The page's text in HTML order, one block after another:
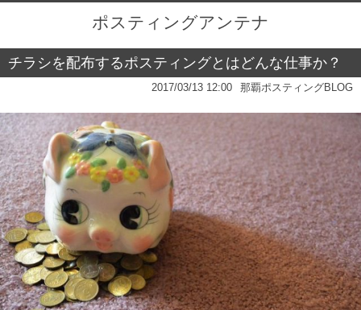
ポスティングアンテナ
チラシを配布するポスティングとはどんな仕事か？
2017/03/13 12:00 那覇ポスティングBLOG